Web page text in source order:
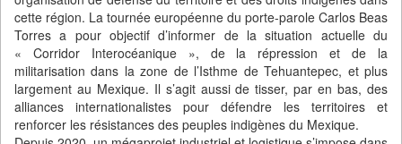
cette région. La tournée européenne du porte-parole Carlos Beas
Torres a pour objectif d’informer de la situation actuelle du
« Corridor Interocéanique », de la répression et de la
militarisation dans la zone de l’Isthme de Tehuantepec, et plus
largement au Mexique. Il s’agit aussi de tisser, par en bas, des
alliances internationalistes pour défendre les territoires et
renforcer les résistances des peuples indigènes du Mexique.